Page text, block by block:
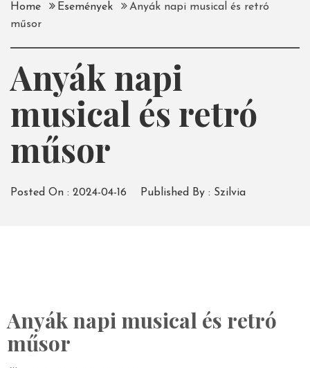
Home Események
Anyák napi musical és retró
műsor
Anyák napi
musical és retró
műsor
Posted On : 2024-04-16 Published By : Szilvia
Anyák napi musical és retró
műsor